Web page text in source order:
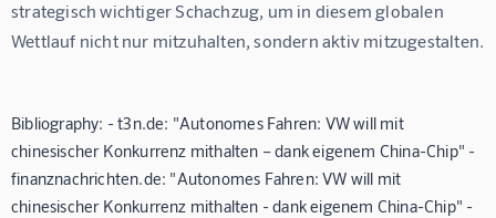
strategisch wichtiger Schachzug, um in diesem globalen
Wettlauf nicht nur mitzuhalten, sondern aktiv mitzugestalten.
Bibliography: - t3n.de: "Autonomes Fahren: VW will mit
chinesischer Konkurrenz mithalten – dank eigenem China-Chip" -
finanznachrichten.de: "Autonomes Fahren: VW will mit
chinesischer Konkurrenz mithalten - dank eigenem China-Chip" -